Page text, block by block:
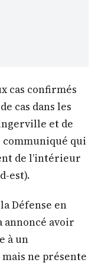
cas confirmés
cas dans les
et de
qui
de l’intérieur
est).
Défense en
annoncé avoir
à un
ne présente